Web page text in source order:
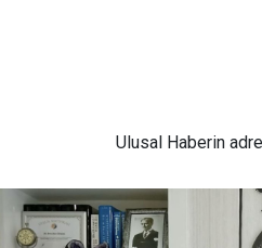
Ulusal Haberin